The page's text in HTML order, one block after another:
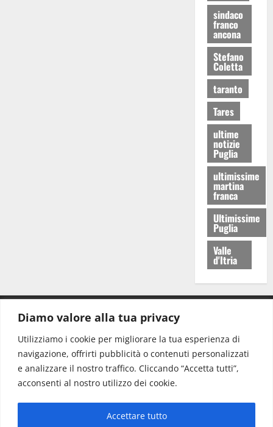
Diamo valore alla tua privacy
Utilizziamo i cookie per migliorare la tua esperienza di
navigazione, offrirti pubblicità o contenuti personalizzati
e analizzare il nostro traffico. Cliccando “Accetta tutti”,
acconsenti al nostro utilizzo dei cookie.
Accettare tutto
sindaco
franco
ancona
Stefano
Coletta
taranto
Tares
ultime
notizie
Puglia
ultimissime
martina
franca
Ultimissime
Puglia
Valle
d'Itria
Redazione: redazione@www.martinasera.it
Direttore:direttore@www.martinasera.it
Info & Commerciale:info@www.martinasera.it